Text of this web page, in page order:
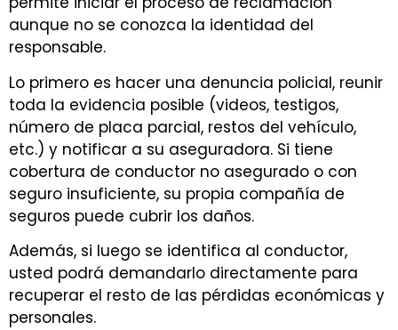
aunque no se conozca la identidad del
responsable.
Lo primero es hacer una denuncia policial, reunir
toda la evidencia posible (videos, testigos,
número de placa parcial, restos del vehículo,
etc.) y notificar a su aseguradora. Si tiene
cobertura de conductor no asegurado o con
seguro insuficiente, su propia compañía de
seguros puede cubrir los daños.
Además, si luego se identifica al conductor,
usted podrá demandarlo directamente para
recuperar el resto de las pérdidas económicas y
personales.